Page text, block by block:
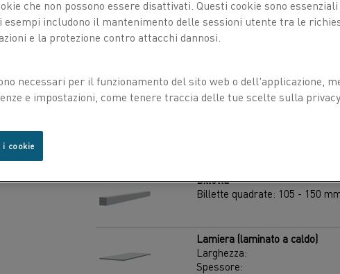
Barra piatta: 15-100 mm,
Billetta
Billette quadrate: 105 - 150
Lamiera (laminato a caldo)
Larghezza:
Spessore:
che non possono essere disattivati. Questi cookie sono
includono il mantenimento delle sessioni utente tra le
e la protezione contro attacchi dannosi.
necessari per il funzionamento del sito web o dell'applicazione,
e impostazioni, come tenere traccia delle tue scelte sulla
i cookie